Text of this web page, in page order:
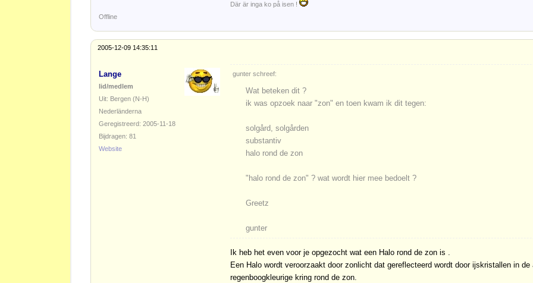
Där är inga ko på isen !
Offline
2005-12-09 14:35:11
Lange
lid/medlem
Uit: Bergen (N-H)
Nederländerna
Geregistreerd: 2005-11-18
Bijdragen: 81
Website
gunter schreef:
Wat beteken dit ?
ik was opzoek naar "zon" en toen kwam ik dit tegen:
solgård, solgården
substantiv
halo rond de zon
"halo rond de zon" ? wat wordt hier mee bedoelt ?
Greetz
gunter
Ik heb het even voor je opgezocht wat een Halo rond de zon is .
Een Halo wordt veroorzaakt door zonlicht dat gereflecteerd wordt door ijskristallen in
regenboogkleurige kring rond de zon.